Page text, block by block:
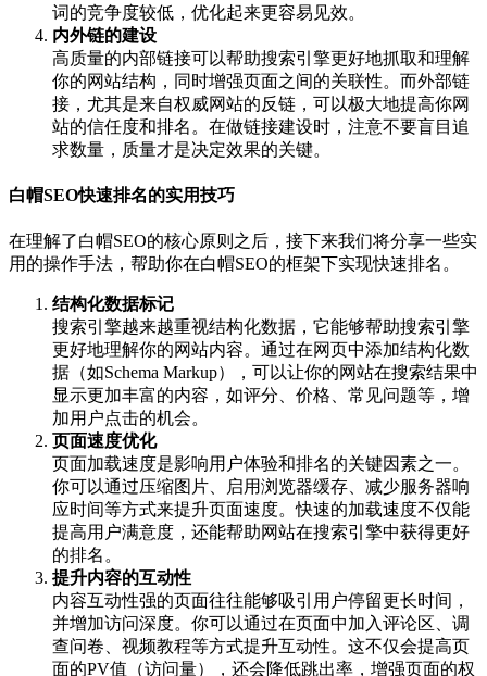
词的竞争度较低，优化起来更容易见效。
内外链的建设
高质量的内部链接可以帮助搜索引擎更好地抓取和理解
你的网站结构，同时增强页面之间的关联性。而外部链
接，尤其是来自权威网站的反链，可以极大地提高你网
站的信任度和排名。在做链接建设时，注意不要盲目追
求数量，质量才是决定效果的关键。
白帽SEO快速排名的实用技巧
在理解了白帽SEO的核心原则之后，接下来我们将分享一些实
用的操作手法，帮助你在白帽SEO的框架下实现快速排名。
结构化数据标记
搜索引擎越来越重视结构化数据，它能够帮助搜索引擎
更好地理解你的网站内容。通过在网页中添加结构化数
据（如Schema Markup），可以让你的网站在搜索结果中
显示更加丰富的内容，如评分、价格、常见问题等，增
加用户点击的机会。
页面速度优化
页面加载速度是影响用户体验和排名的关键因素之一。
你可以通过压缩图片、启用浏览器缓存、减少服务器响
应时间等方式来提升页面速度。快速的加载速度不仅能
提高用户满意度，还能帮助网站在搜索引擎中获得更好
的排名。
提升内容的互动性
内容互动性强的页面往往能够吸引用户停留更长时间，
并增加访问深度。你可以通过在页面中加入评论区、调
查问卷、视频教程等方式提升互动性。这不仅会提高页
面的PV值（访问量），还会降低跳出率，增强页面的权